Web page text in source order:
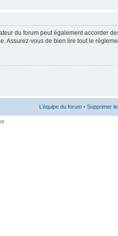
du forum peut également accorder
Assurez-vous de bien lire tout le
L’équipe du forum • Supprimer